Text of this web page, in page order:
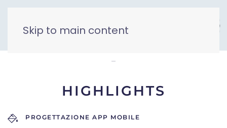
Skip to main content
HIGHLIGHTS
PROGETTAZIONE APP MOBILE